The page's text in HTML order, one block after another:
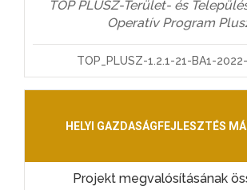
TOP PLUSZ-Terület- és
Operatív Program
TOP_PLUSZ-1.2.1-21-BA1-
HELYI GAZDASÁGFEJLESZTÉS
Projekt megvalósításának